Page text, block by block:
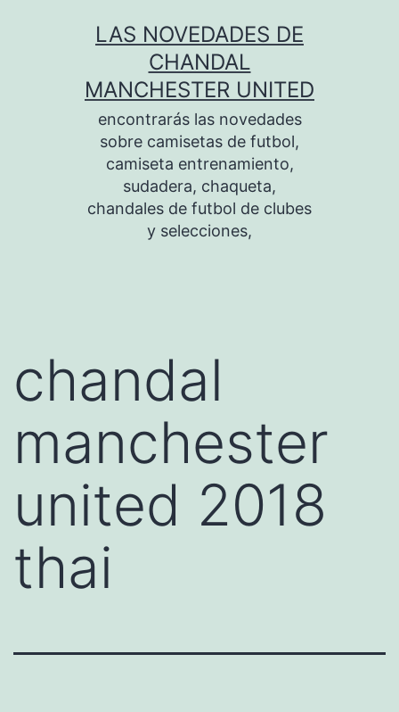
LAS NOVEDADES DE
CHANDAL
MANCHESTER UNITED
encontrarás las novedades
sobre camisetas de futbol,
camiseta entrenamiento,
sudadera, chaqueta,
chandales de futbol de clubes
y selecciones,
chandal
manchester
united 2018
thai